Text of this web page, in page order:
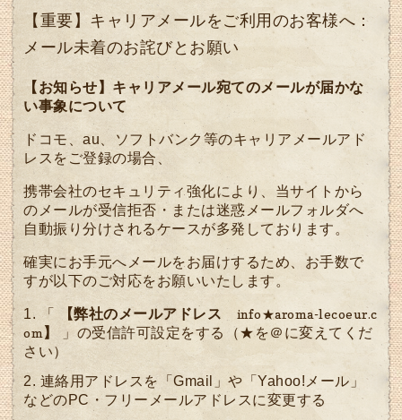
【重要】キャリアメールをご利用のお客様へ：
メール未着のお詫びとお願い
【お知らせ】キャリアメール宛てのメールが届かな
い事象について
ドコモ、au、ソフトバンク等のキャリアメールアド
レスをご登録の場合、
携帯会社のセキュリティ強化により、当サイトから
のメールが受信拒否・または迷惑メールフォルダへ
自動振り分けされるケースが多発しております。
確実にお手元へメールをお届けするため、お手数で
すが以下のご対応をお願いいたします。
「 【弊社のメールアドレス info★aroma-lecoeur.c
om 】
」の受信許可設定をする（★を＠に変えてくだ
さい）
連絡用アドレスを「Gmail」や「Yahoo!メール」
などのPC・フリーメールアドレスに変更する